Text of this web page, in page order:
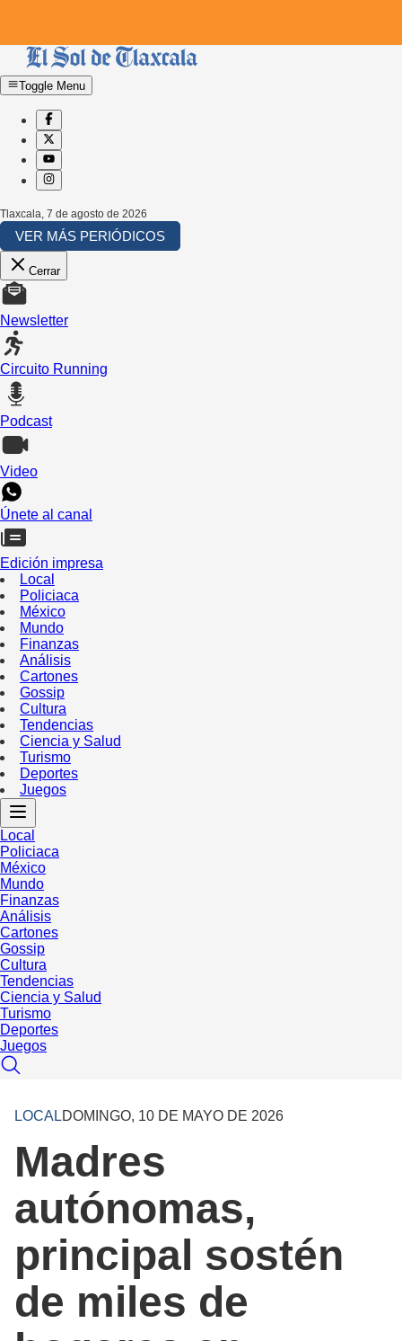
Toggle Menu
Tlaxcala 7 de agosto de 2026
VER MÁS PERIÓDICOS
Cerrar
Newsletter
Circuito Running
Podcast
Video
Únete al canal
Edición impresa
Local
Policiaca
México
Mundo
Finanzas
Análisis
Cartones
Gossip
Cultura
Tendencias
Ciencia y Salud
Turismo
Deportes
Juegos
Local
Policiaca
México
Mundo
Finanzas
Análisis
Cartones
Gossip
Cultura
Tendencias
Ciencia y Salud
Turismo
Deportes
Juegos
LOCALDOMINGO, 10 DE MAYO DE 2026
Madres
autónomas,
principal sostén
de miles de